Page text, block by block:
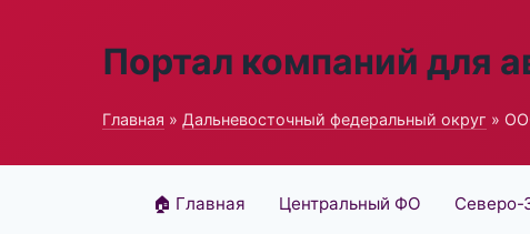
Портал компаний для
Главная » Дальневосточный федеральный округ »
🏠 Главная Центральный ФО